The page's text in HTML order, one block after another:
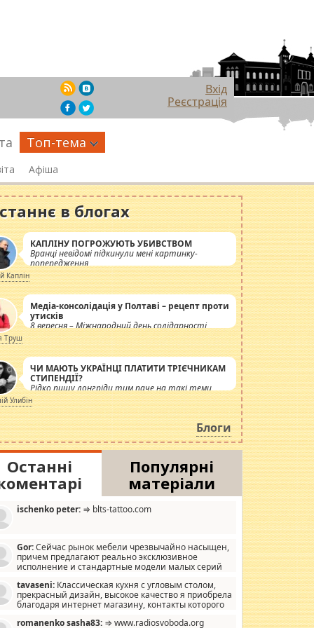
Вхід
Реєстрація
Топ-тема
Афіша
в блогах
КАПЛІНУ ПОГРОЖУЮТЬ УБИВСТВОМ
Вранці невідомі підкинули мені картинку-
попередження
Каплін
Медіа-консолідація у Полтаві – рецепт проти
утисків
8 вересня – Міжнародний день солідарності
журналістів.
Труш
ЧИ МАЮТЬ УКРАЇНЦІ ПЛАТИТИ ТРІЄЧНИКАМ
СТИПЕНДІЇ?
Рідко пишу лонгріди тим паче на такі теми,
але вже просто дістало! Обурюють сьогоднішні
інсенуації навколо стипендіального питання.
Штучно роздувається ще одна соціальна
катастрофа.
Улибін
Блоги
Останні
Популярні
матеріали
ischenko peter: ⇒ blts-tattoo.com
Gor:Сейчас рынок мебели чрезвычайно насыщен,
причем предлагают реально эксклюзивное
исполнение и стандартные модели малых серий
мало походит на стандартные формы, в MebelOk,
и что главное - со вкусом все в порядке,
ненужных наворотов удорожающих мебель, а это не
tavaseni: Классическая кухня с угловым столом,
прекрасный дизайн, высокое качество я приобрела
благодаря интернет магазину, контакты которого
romanenko sasha83: ⇒ www.radiosvoboda.org